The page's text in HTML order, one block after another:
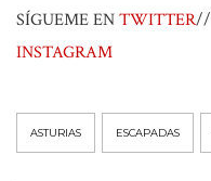
SÍGUEME ENTWITTER//
INSTAGRAM
ASTURIAS ESCAPADAS